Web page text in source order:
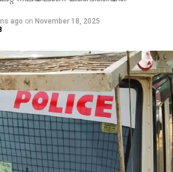
ago on November 18, 2025